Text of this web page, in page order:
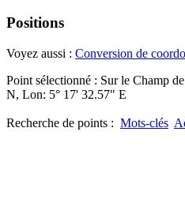
Positions
Voyez aussi : Conversion de
Point sélectionné : Sur le Champ
N, Lon: 5° 17' 32.57" E
Recherche de points : Mots-clés